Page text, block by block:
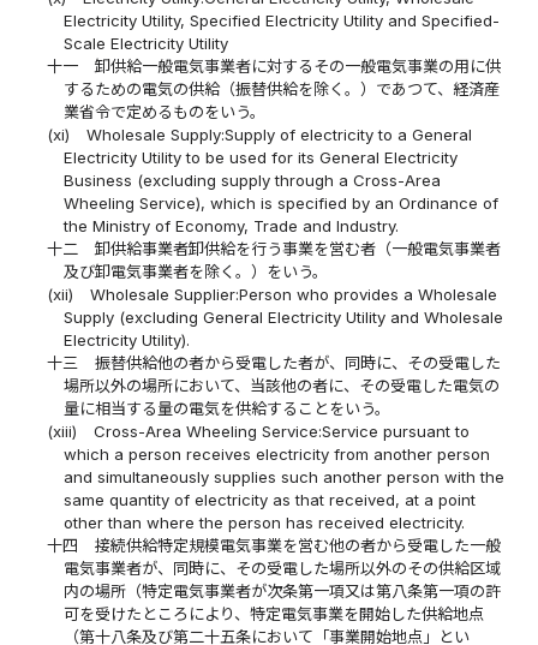
Electricity Utility, Specified Electricity Utility and Specified-
Scale Electricity Utility
十一
卸供給一般電気事業者に対するその一般電気事業の用に供
するための電気の供給（振替供給を除く。）であつて、経済産
業省令で定めるものをいう。
(xi)
Wholesale Supply:Supply of electricity to a General
Electricity Utility to be used for its General Electricity
Business (excluding supply through a Cross-Area
Wheeling Service), which is specified by an Ordinance of
the Ministry of Economy, Trade and Industry.
十二
卸供給事業者卸供給を行う事業を営む者（一般電気事業者
及び卸電気事業者を除く。）をいう。
(xii)
Wholesale Supplier:Person who provides a Wholesale
Supply (excluding General Electricity Utility and Wholesale
Electricity Utility).
十三
振替供給他の者から受電した者が、同時に、その受電した
場所以外の場所において、当該他の者に、その受電した電気の
量に相当する量の電気を供給することをいう。
(xiii)
Cross-Area Wheeling Service:Service pursuant to
which a person receives electricity from another person
and simultaneously supplies such another person with the
same quantity of electricity as that received, at a point
other than where the person has received electricity.
十四
接続供給特定規模電気事業を営む他の者から受電した一般
電気事業者が、同時に、その受電した場所以外のその供給区域
内の場所（特定電気事業者が次条第一項又は第八条第一項の許
可を受けたところにより、特定電気事業を開始した供給地点
（第十八条及び第二十五条において「事業開始地点」とい